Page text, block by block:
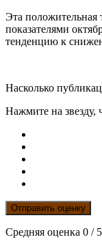
Эта положительная
показателями
тенденцию к
Насколько
Нажмите на звезду,
Отправить оценку
Средняя оценка 0 /